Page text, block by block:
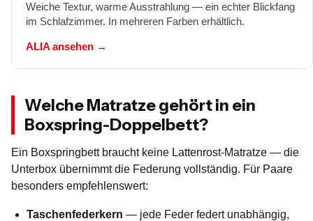
Weiche Textur, warme Ausstrahlung — ein echter Blickfang
im Schlafzimmer. In mehreren Farben erhältlich.
ALIA ansehen →
Welche Matratze gehört in ein
Boxspring-Doppelbett?
Ein Boxspringbett braucht keine Lattenrost-Matratze — die
Unterbox übernimmt die Federung vollständig. Für Paare
besonders empfehlenswert:
Taschenfederkern — jede Feder federt unabhängig,